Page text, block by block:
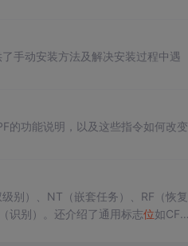
手动安装方法及解决安装过程中遇
的功能说明，以及这些指令如何改变
别）、NT（嵌套任务）、RF（恢复
识别）。还介绍了通用标志位如CF